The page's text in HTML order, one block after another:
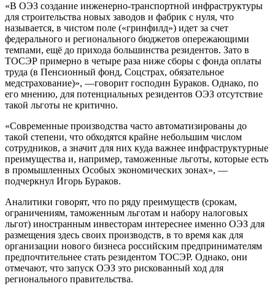
«В ОЭЗ создание инженерно-транспортной инфраструктуры
для строительства новых заводов и фабрик с нуля, что
называется, в чистом поле («гринфилд») идет за счет
федерального и регионального бюджетов опережающими
темпами, ещё до прихода большинства резидентов. Зато в
ТОСЭР примерно в четыре раза ниже сборы с фонда оплаты
труда (в Пенсионный фонд, Соцстрах, обязательное
медстрахование)», —говорит господин Бураков. Однако, по
его мнению, для потенциальных резидентов ОЭЗ отсутствие
такой льготы не критично.
«Современные производства часто автоматизированы до
такой степени, что обходятся крайне небольшим числом
сотрудников, а значит для них куда важнее инфраструктурные
преимущества и, например, таможенные льготы, которые есть
в промышленных Особых экономических зонах», —
подчеркнул Игорь Бураков.
Аналитики говорят, что по ряду преимуществ (срокам,
ограничениям, таможенным льготам и набору налоговых
льгот) иностранным инвесторам интереснее именно ОЭЗ для
размещения здесь своих производств, в то время как для
организации нового бизнеса российским предпринимателям
предпочтительнее стать резидентом ТОСЭР. Однако, они
отмечают, что запуск ОЭЗ это рискованный ход для
регионального правительства.